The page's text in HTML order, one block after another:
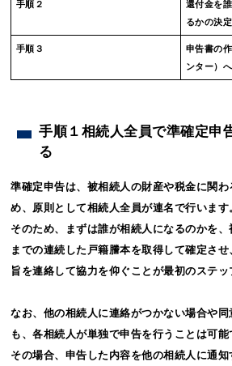
手順２
還付金を
るかの決定
手順３
申告書の
ンター）
手順１相続人全員で準確定申
る
準確定申告は、被相続人の財産や税金に関
め、原則として相続人全員が連名で行います
そのため、まずは誰が相続人になるのかを
までの連続した戸籍謄本を取得して確定さ
旨を連絡して協力を仰ぐことが最初のステッ
なお、他の相続人に連絡がつかない場合や
も、各相続人が単独で申告を行うことは可能
その場合、申告した内容を他の相続人に通